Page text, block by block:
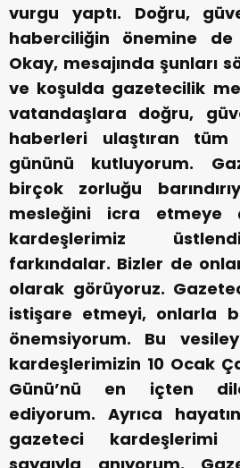
vurgu yaptı. Doğru,
haberciliğin önemine
Okay, mesajında şunları
ve koşulda gazetecilik
vatandaşlara doğru,
haberleri ulaştıran tüm
gününü kutluyorum.
birçok zorluğu
mesleğini icra etmeye
kardeşlerimiz
farkındalar. Bizler de
olarak görüyoruz.
istişare etmeyi, onlarla
önemsiyorum. Bu
kardeşlerimizin 10 Ocak
Günü’nü en içten
ediyorum. Ayrıca
gazeteci